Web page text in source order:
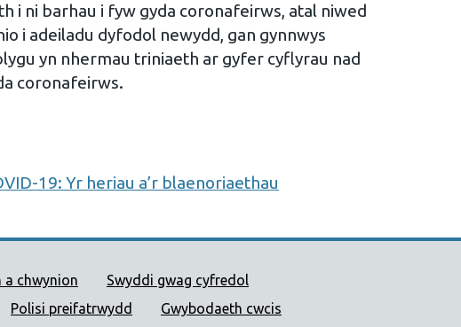
i ni barhau i fyw gyda coronafeirws, atal niwed
i adeiladu dyfodol newydd, gan gynnwys
yn nhermau triniaeth ar gyfer cyflyrau nad
coronafeirws.
19: Yr heriau a’r blaenoriaethau
Cyhoeddus Cymru
chwynion
Swyddi gwag cyfredol
Polisi preifatrwydd Gwybodaeth cwcis